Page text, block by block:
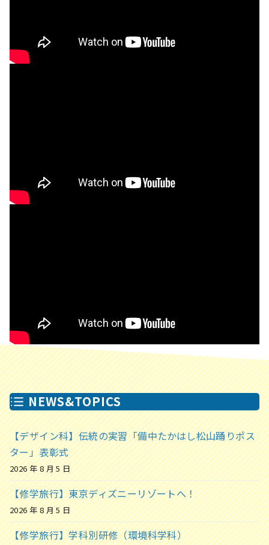
NEWS&TOPICS
【デザイン科】伝統の実習「備中たかはし松山踊りポス
ター」表彰式
2026 年 8 月 5 日
【修学旅行】東京ディズニーリゾートへ！
2026 年 8 月 5 日
【修学旅行】学科別研修（環境科学科）